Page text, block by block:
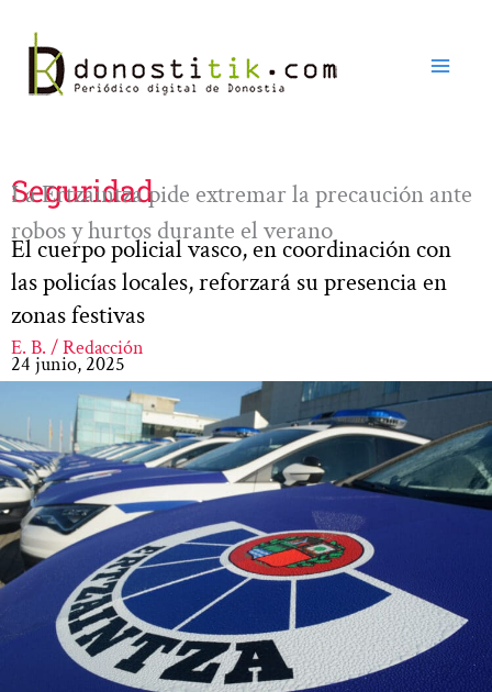
contenido
Seguridad
La Ertzaintza pide extremar la precaución ante
robos y hurtos durante el verano
El cuerpo policial vasco, en coordinación con
las policías locales, reforzará su presencia en
zonas festivas
E. B. / Redacción
24 junio, 2025